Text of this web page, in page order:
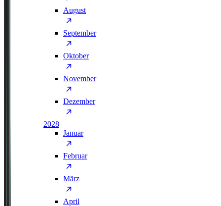
August
September
Oktober
November
Dezember
2028
Januar
Februar
März
April